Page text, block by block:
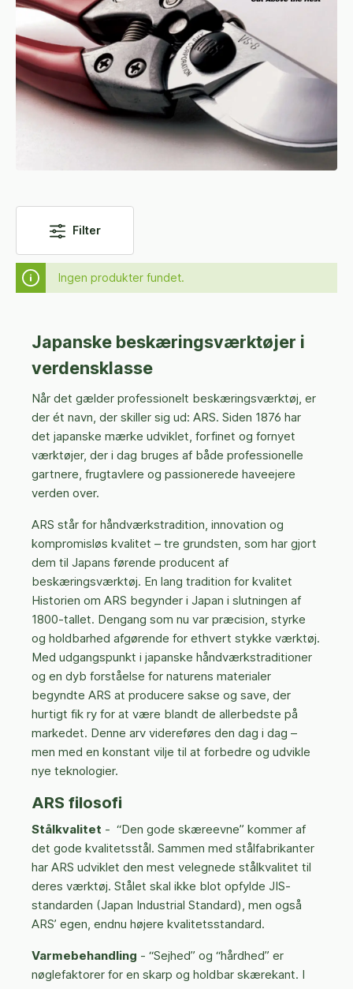
Filter
Ingen produkter fundet.
Japanske beskæringsværktøjer i
verdensklasse
Når det gælder professionelt beskæringsværktøj, er
der ét navn, der skiller sig ud: ARS. Siden 1876 har
det japanske mærke udviklet, forfinet og fornyet
værktøjer, der i dag bruges af både professionelle
gartnere, frugtavlere og passionerede haveejere
verden over.
ARS står for håndværkstradition, innovation og
kompromisløs kvalitet – tre grundsten, som har gjort
dem til Japans førende producent af
beskæringsværktøj. En lang tradition for kvalitet
Historien om ARS begynder i Japan i slutningen af
1800-tallet. Dengang som nu var præcision, styrke
og holdbarhed afgørende for ethvert stykke værktøj.
Med udgangspunkt i japanske håndværkstraditioner
og en dyb forståelse for naturens materialer
begyndte ARS at producere sakse og save, der
hurtigt fik ry for at være blandt de allerbedste på
markedet. Denne arv videreføres den dag i dag –
men med en konstant vilje til at forbedre og udvikle
nye teknologier.
ARS filosofi
Stålkvalitet - “Den gode skæreevne” kommer af
det gode kvalitetsstål. Sammen med stålfabrikanter
har ARS udviklet den mest velegnede stålkvalitet til
deres værktøj. Stålet skal ikke blot opfylde JIS-
standarden (Japan Industrial Standard), men også
ARS’ egen, endnu højere kvalitetsstandard.
Varmebehandling - “Sejhed” og “hårdhed” er
nøglefaktorer for en skarp og holdbar skærekant. I